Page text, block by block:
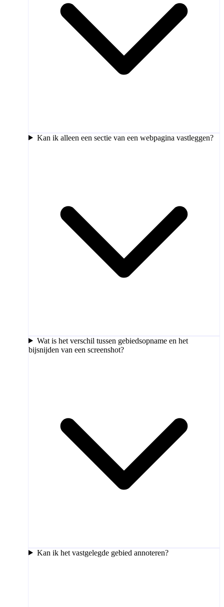
Kan ik alleen een sectie van een webpagina vastleggen?
Wat is het verschil tussen gebiedsopname en het
bijsnijden van een screenshot?
Kan ik het vastgelegde gebied annoteren?